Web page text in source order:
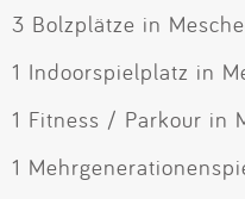
3 Bolzplätze in
1 Indoorspielplatz in
1 Fitness / Parkour in
1